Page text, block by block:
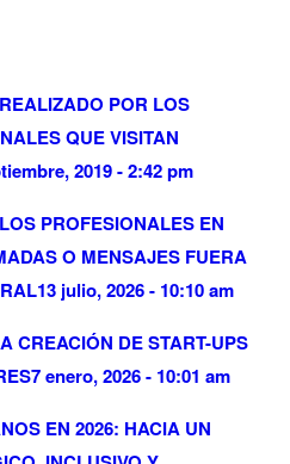
POR LOS
QUE VISITAN
2019 - 2:42 pm
PROFESIONALES EN
O MENSAJES FUERA
13 julio, 2026 - 10:10 am
CREACIÓN DE START-UPS
7 enero, 2026 - 10:01 am
EN 2026: HACIA UN